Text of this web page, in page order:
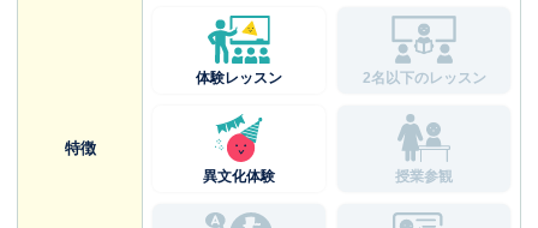
特徴
体験レッスン 2名以下のレッスン
異文化体験 授業参観